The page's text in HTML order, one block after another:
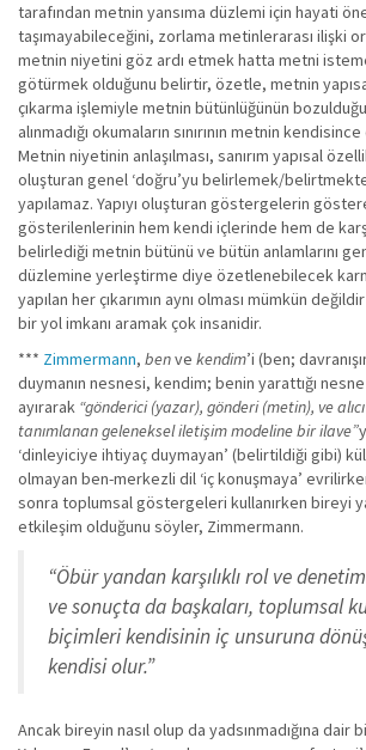
tarafından metnin yansıma düzlemi için hayati
taşımayabileceğini, zorlama metinlerarası ilişki
metnin niyetini göz ardı etmek hatta metni
götürmek olduğunu belirtir, özetle, metnin
çıkarma işlemiyle metnin bütünlüğünün
alınmadığı okumaların sınırının metnin
Metnin niyetinin anlaşılması, sanırım yapısal
oluşturan genel ‘doğru’yu belirlemek/
yapılamaz. Yapıyı oluşturan göstergelerin
gösterilenlerinin hem kendi içlerinde hem de
belirlediği metnin bütünü ve bütün anlamlarını
düzlemine yerleştirme diye özetlenebilecek
yapılan her çıkarımın aynı olması mümkün
bir yol imkanı aramak çok insanidir.
*** Zimmermann, benve kendim’i (ben;
duymanın nesnesi, kendim; benin yarattığı nesne
ayırarak “gönderici (yazar), gönderi (metin), ve
tanımlanan geleneksel iletişim modeline bir ilave”
‘dinleyiciye ihtiyaç duymayan’ (belirtildiği gibi)
olmayan ben-merkezli dil ‘iç konuşmaya’
sonra toplumsal göstergeleri kullanırken bireyi
etkileşim olduğunu söyler, Zimmermann.
“Öbür yandan karşılıklı rol ve
ve sonuçta da başkaları, toplumsal
biçimleri kendisinin iç unsuruna
kendisi olur.”
Ancak bireyin nasıl olup da yadsınmadığına dair